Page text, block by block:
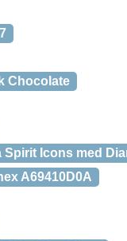
Chocolate
Icons med
A69410D0A